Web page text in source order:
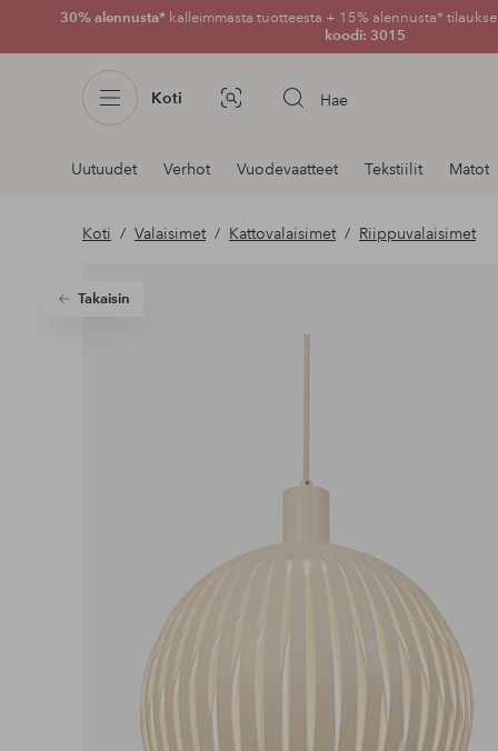
30% alennusta* kalleimmasta tuotteesta + 15% alennusta*
koodi: 3015
Koti Kuvahaku Hae
Navigointi
osastoilla
Uutuudet Verhot Vuodevaatteet Tekstiilit Matot
Koti Valaisimet Kattovalaisimet Riippuvalaisimet
Takaisin